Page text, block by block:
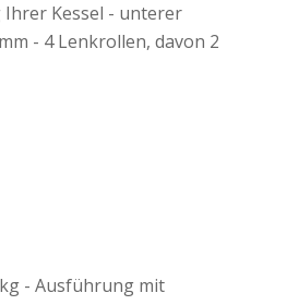
Ihrer Kessel - unterer
- 4 Lenkrollen, davon 2
kg - Ausführung mit